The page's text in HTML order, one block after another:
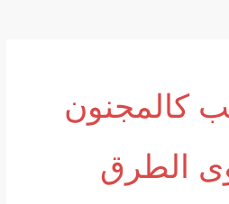
كالمجنون
الطرق